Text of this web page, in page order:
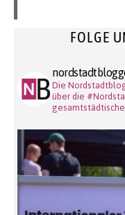
FOLGE
Die
über die